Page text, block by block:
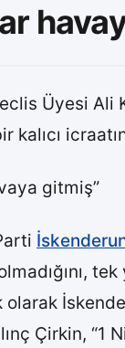
Üyesi Ali
kalıcı
gitmiş”
Çirkin, “1